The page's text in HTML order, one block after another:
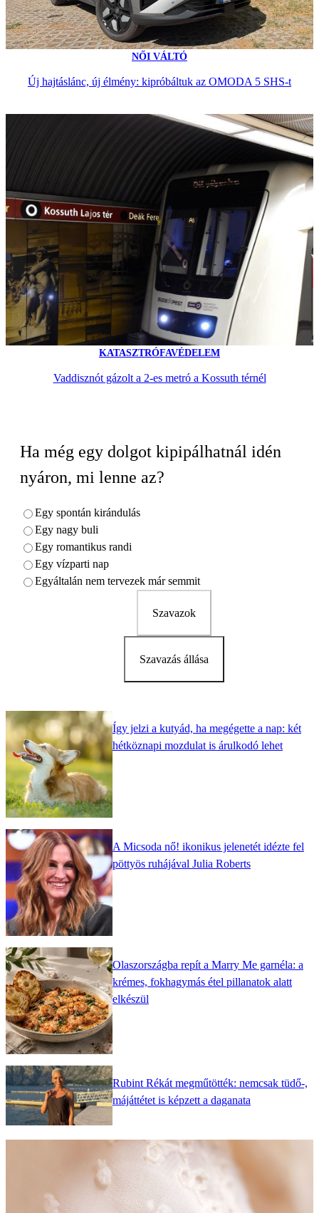
NŐI VÁLTÓ
Új hajtáslánc, új élmény: kipróbáltuk az OMODA 5 SHS-t
KATASZTRÓFAVÉDELEM
Vaddisznót gázolt a 2-es metró a Kossuth térnél
Ha még egy dolgot kipipálhatnál idén
nyáron, mi lenne az?
Egy spontán kirándulás
Egy nagy buli
Egy romantikus randi
Egy vízparti nap
Egyáltalán nem tervezek már semmit
Szavazok
Szavazás állása
Így jelzi a kutyád, ha megégette a nap: két
hétköznapi mozdulat is árulkodó lehet
A Micsoda nő! ikonikus jelenetét idézte fel
pöttyös ruhájával Julia Roberts
Olaszországba repít a Marry Me garnéla: a
krémes, fokhagymás étel pillanatok alatt
elkészül
Rubint Rékát megműtötték: nemcsak tüdő-,
májáttétet is képzett a daganata